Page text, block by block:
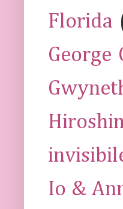
Florida
George
Io &